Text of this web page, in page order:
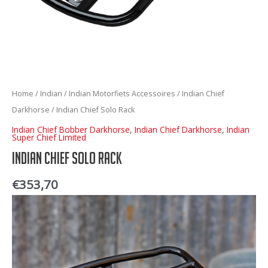
Home / Indian / Indian Motorfiets Accessoires / Indian Chief
Darkhorse / Indian Chief Solo Rack
Indian Chief Bobber Darkhorse, Indian Chief Darkhorse, Indian
Super Chief Limited
Indian Chief Solo Rack
€353,70